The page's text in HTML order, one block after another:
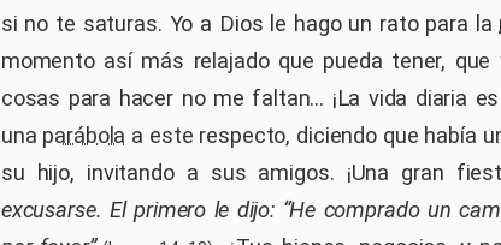
si no te saturas. Yo a Dios le hago un rato para la
momento así más relajado que pueda tener,
cosas para hacer no me faltan... ¡La vida diaria
una parábola a este respecto, diciendo que había
su hijo, invitando a sus amigos. ¡Una gran
excusarse. El primero le dijo: “He comprado un